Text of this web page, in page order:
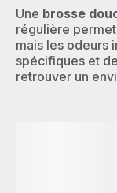
Une brosse
régulière
mais les odeurs
spécifiques et
retrouver un